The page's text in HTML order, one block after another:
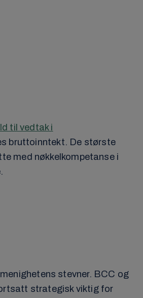
til vedtak i
bruttoinntekt. De største
med nøkkelkompetanse i
stevner. BCC og
strategisk viktig for